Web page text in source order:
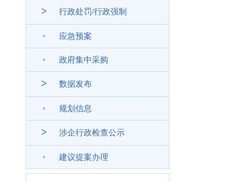
> 行政处罚/行政强制
应急预案
政府集中采购
> 数据发布
规划信息
> 涉企行政检查公示
建议提案办理